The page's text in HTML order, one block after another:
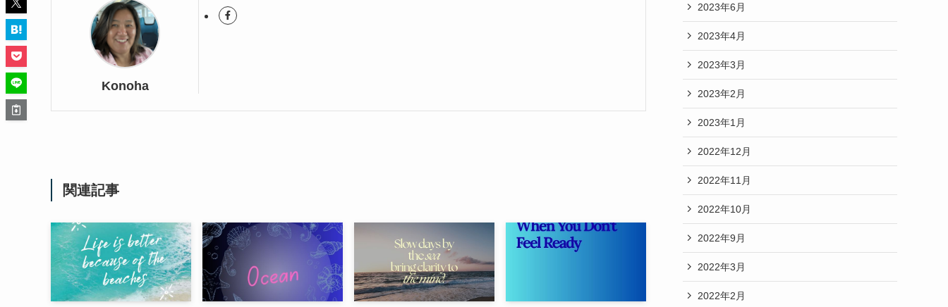
Konoha
関連記事
2023年6月
2023年4月
2023年3月
2023年2月
2023年1月
2022年12月
2022年11月
2022年10月
2022年9月
2022年3月
2022年2月